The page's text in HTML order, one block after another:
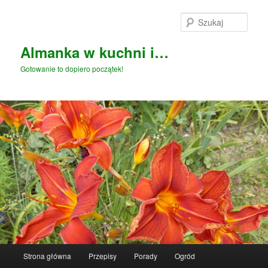
Almanka w kuchni i…
Gotowanie to dopiero początek!
Strona główna Przepisy Porady Ogród